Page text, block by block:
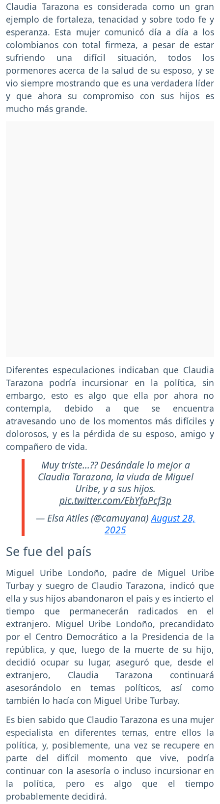
Claudia Tarazona es considerada como un gran
ejemplo de fortaleza, tenacidad y sobre todo fe y
esperanza. Esta mujer comunicó día a día a los
colombianos con total firmeza, a pesar de estar
sufriendo una difícil situación, todos los
pormenores acerca de la salud de su esposo, y se
vio siempre mostrando que es una verdadera líder
y que ahora su compromiso con sus hijos es
mucho más grande.
Diferentes especulaciones indicaban que Claudia
Tarazona podría incursionar en la política, sin
embargo, esto es algo que ella por ahora no
contempla, debido a que se encuentra
atravesando uno de los momentos más difíciles y
dolorosos, y es la pérdida de su esposo, amigo y
compañero de vida.
Muy triste...?? Desándale lo mejor a
Claudia Tarazona, la viuda de Miguel
Uribe, y a sus hijos.
pic.twitter.com/EbYfoPcf3p
— Elsa Atiles (@camuyana)August 28,
2025
Se fue del país
Miguel Uribe Londoño, padre de Miguel Uribe
Turbay y suegro de Claudio Tarazona, indicó que
ella y sus hijos abandonaron el país y es incierto el
tiempo que permanecerán radicados en el
extranjero. Miguel Uribe Londoño, precandidato
por el Centro Democrático a la Presidencia de la
república, y que, luego de la muerte de su hijo,
decidió ocupar su lugar, aseguró que, desde el
extranjero, Claudia Tarazona continuará
asesorándolo en temas políticos, así como
también lo hacía con Miguel Uribe Turbay.
Es bien sabido que Claudio Tarazona es una mujer
especialista en diferentes temas, entre ellos la
política, y, posiblemente, una vez se recupere en
parte del difícil momento que vive, podría
continuar con la asesoría o incluso incursionar en
la política, pero es algo que el tiempo
probablemente decidirá.